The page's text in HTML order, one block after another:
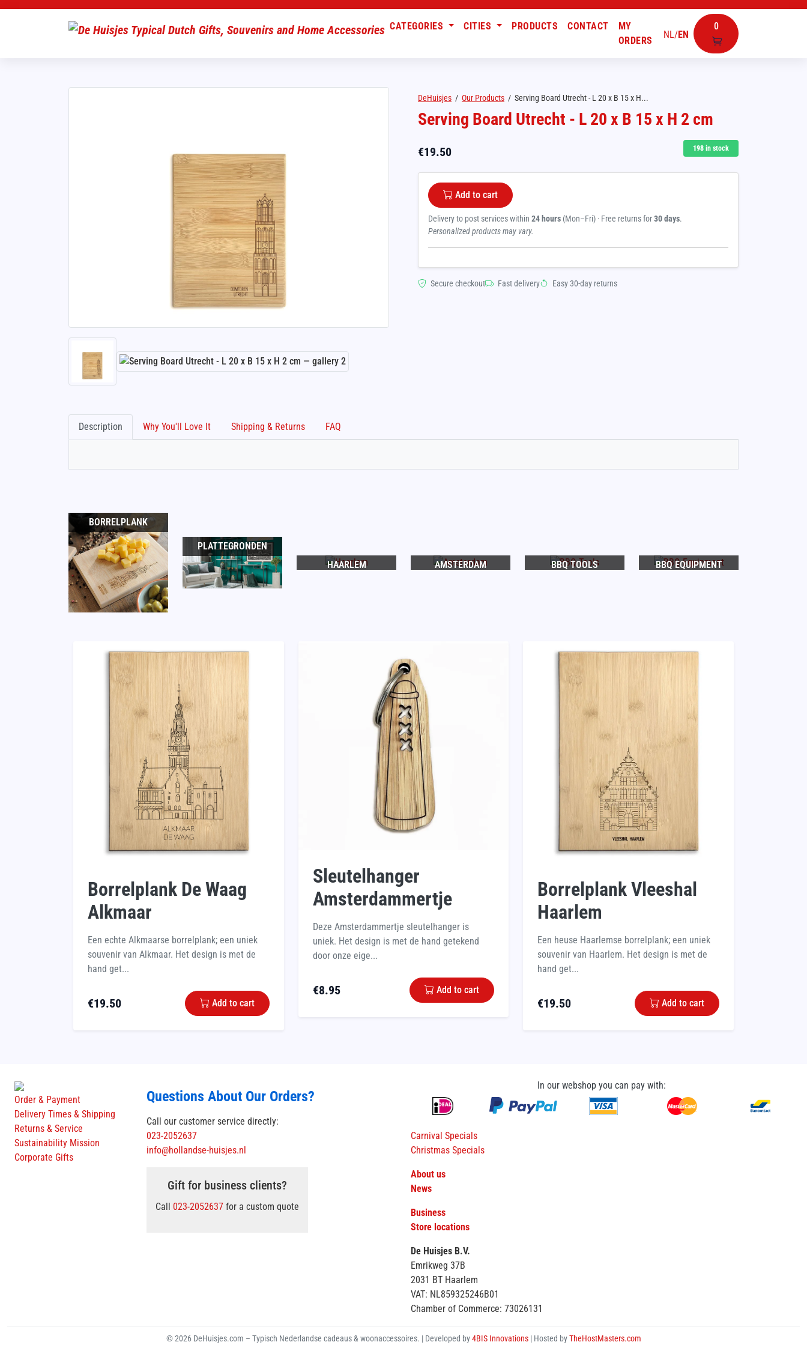
NL/EN
0
CATEGORIES CITIES PRODUCTS CONTACT
MY
ORDERS
DeHuisjes / Our Products / Serving Board Utrecht - L 20 x B 15 x H...
Serving Board Utrecht - L 20 x B 15 x H 2 cm
€19.50 198 in stock
Add to cart
Delivery to post services within 24 hours (Mon–Fri) · Free returns for30 days.
Personalized products may vary.
Secure checkout Fast delivery Easy 30-day returns
Description Why You'll Love It Shipping & Returns FAQ
BORRELPLANK
PLATTEGRONDEN
HAARLEM
AMSTERDAM BBQ TOOLS BBQ EQUIPMENT
Borrelplank De Waag
Alkmaar
Een echte Alkmaarse borrelplank; een uniek
souvenir van Alkmaar. Het design is met de
hand get...
€19.50 Add to cart
Sleutelhanger
Amsterdammertje
Deze Amsterdammertje sleutelhanger is
uniek. Het design is met de hand getekend
door onze eige...
€8.95 Add to cart
Borrelplank Vleeshal
Haarlem
Een heuse Haarlemse borrelplank; een uniek
souvenir van Haarlem. Het design is met de
hand get...
€19.50 Add to cart
Order & Payment
Delivery Times & Shipping
Returns & Service
Sustainability Mission
Corporate Gifts
Questions About Our Orders?
Call our customer service directly:
023-2052637
info@hollandse-huisjes.nl
Gift for business clients?
Call 023-2052637 for a custom quote
In our webshop you can pay with:
Carnival Specials
Christmas Specials
About us
News
Business
Store locations
De Huisjes B.V.
Emrikweg 37B
2031 BT Haarlem
VAT: NL859325246B01
Chamber of Commerce: 73026131
© 2026 DeHuisjes.com – Typisch Nederlandse cadeaus & woonaccessoires. | Developed by4BIS Innovations | Hosted byTheHostMasters.com